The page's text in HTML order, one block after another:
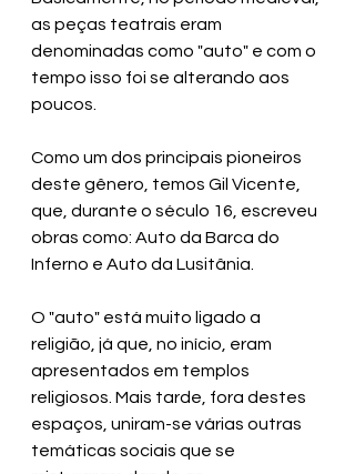
as peças teatrais eram
denominadas como "auto" e com o
tempo isso foi se alterando aos
poucos.
Como um dos principais pioneiros
deste gênero, temos Gil Vicente,
que, durante o século 16, escreveu
obras como: Auto da Barca do
Inferno e Auto da Lusitânia.
O "auto" está muito ligado a
religião, já que, no início, eram
apresentados em templos
religiosos. Mais tarde, fora destes
espaços, uniram-se várias outras
temáticas sociais que se